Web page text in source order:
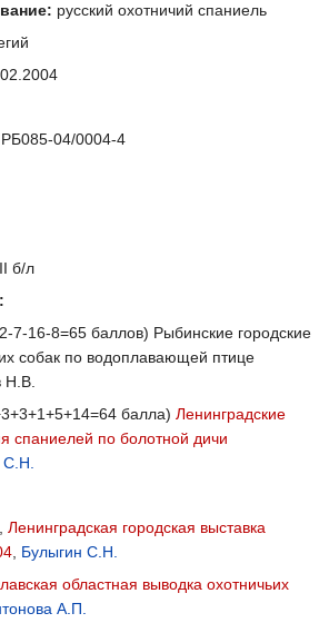
русский охотничий спаниель
РБ085-04/0004-4
б/л
7-16-8=65 баллов) Рыбинские городские
собак по водоплавающей птице
Н.В.
балла) Ленинградские
спаниелей по болотной дичи
С.Н.
Ленинградская городская выставка
, Булыгин С.Н.
областная выводка охотничьих
А.П.